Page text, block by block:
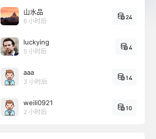
山水品
6 小时后
24
luckying
5 小时后
4
aaa
3 小时后
14
weili0921
2 小时后
10